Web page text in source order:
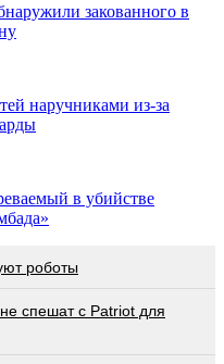
закованного в
наручниками из-за
в убийстве
роботы
спешат с Patriot для